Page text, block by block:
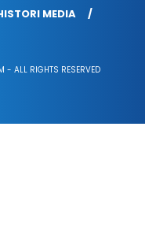
MEDIA
- ALL RIGHTS RESERVED